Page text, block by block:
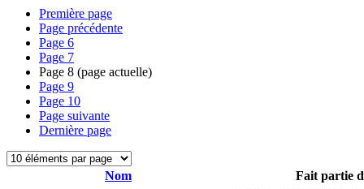
Première page
Page précédente
Page 6
Page 7
Page 8 (page actuelle)
Page 9
Page 10
Page suivante
Dernière page
Nom
Fait partie